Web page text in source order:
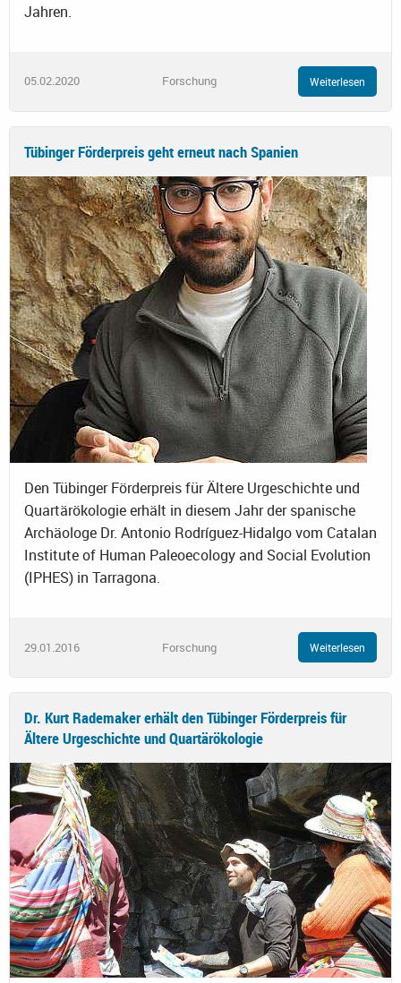
Jahren.
05.02.2020 Forschung Weiterlesen
Tübinger Förderpreis geht erneut nach Spanien
Den Tübinger Förderpreis für Ältere Urgeschichte und
Quartärökologie erhält in diesem Jahr der spanische
Archäologe Dr. Antonio Rodríguez-Hidalgo vom Catalan
Institute of Human Paleoecology and Social Evolution
(IPHES) in Tarragona.
29.01.2016 Forschung Weiterlesen
Dr. Kurt Rademaker erhält den Tübinger Förderpreis für
Ältere Urgeschichte und Quartärökologie